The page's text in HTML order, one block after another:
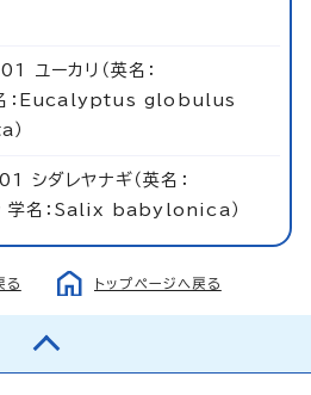
ーカリ（英名：
Eucalyptus globulus
ダレヤナギ（英名：
名：Salix babylonica）
る トップページへ戻る